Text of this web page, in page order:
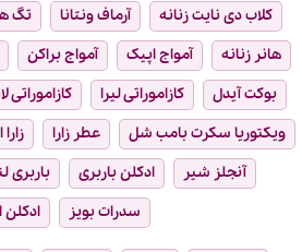
کلاب دی نایت زنانه
آرماف ونتانا تگ
هانر زنانه
آمواج اپیک آمواج براکن
بوکت آیدل
کازاموراتی لیرا کازاموراتی
ویکتوریا سکرت بامب شل
عطر زارا
آنجلز شیر
ادکلن باربری باربری
سدرات بویز